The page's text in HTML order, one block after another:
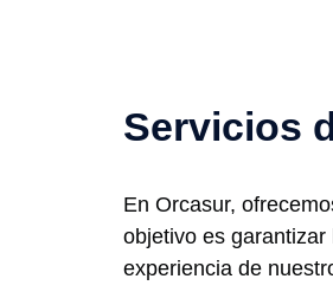
Servicios
En Orcasur,
objetivo es
experiencia de